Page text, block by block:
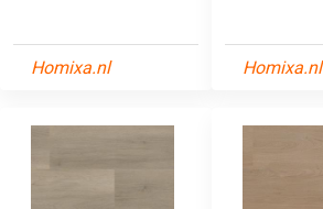
Homixa.nl Homixa.nl